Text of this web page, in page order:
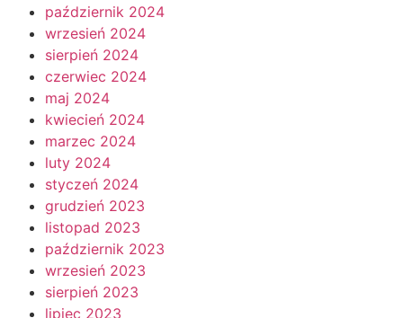
październik 2024
wrzesień 2024
sierpień 2024
czerwiec 2024
maj 2024
kwiecień 2024
marzec 2024
luty 2024
styczeń 2024
grudzień 2023
listopad 2023
październik 2023
wrzesień 2023
sierpień 2023
lipiec 2023